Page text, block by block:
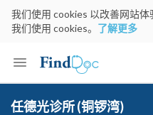
我们使用 cookies 以改善网站
我们使用 cookies。 了解更多
Keyword
任德光诊所 (铜锣湾)